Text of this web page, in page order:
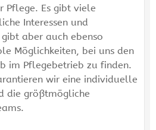
Pflege. Es gibt viele
Interessen und
aber auch ebenso
Möglichkeiten, bei uns den
im Pflegebetrieb zu finden.
wir eine individuelle
die größtmögliche